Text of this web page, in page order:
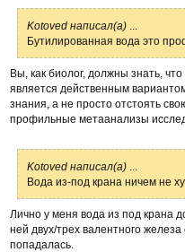
Kotoved написал(а)
Бутилированная вода это
Вы, как биолог, должны знать,
является действенным
знания, а не просто отстоять
профильные метаанализы
Kotoved написал(а)
Вода из-под крана ничем не
Лично у меня вода из под крана
ней двух/трех валентного
попадалась.